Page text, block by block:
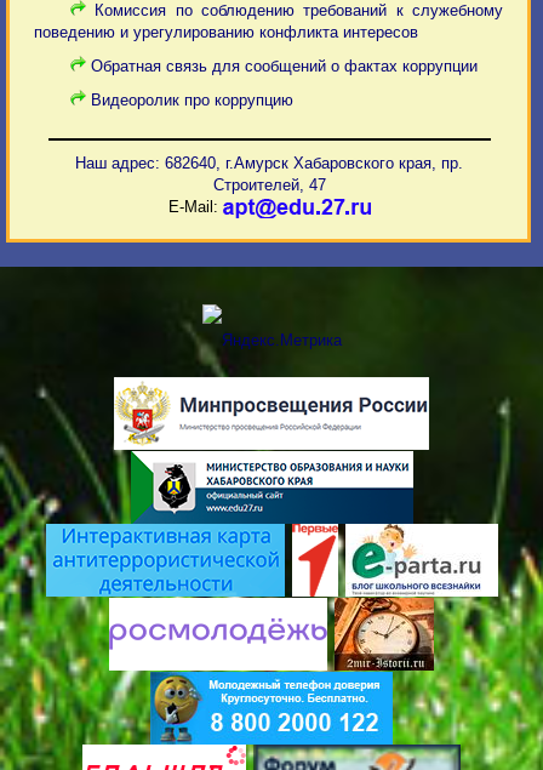
Комиссия по соблюдению требований к служебному
поведению и урегулированию конфликта интересов
Обратная связь для сообщений о фактах коррупции
Видеоролик про коррупцию
Наш адрес: 682640, г.Амурск Хабаровского края, пр.
Строителей, 47
E-Mail: